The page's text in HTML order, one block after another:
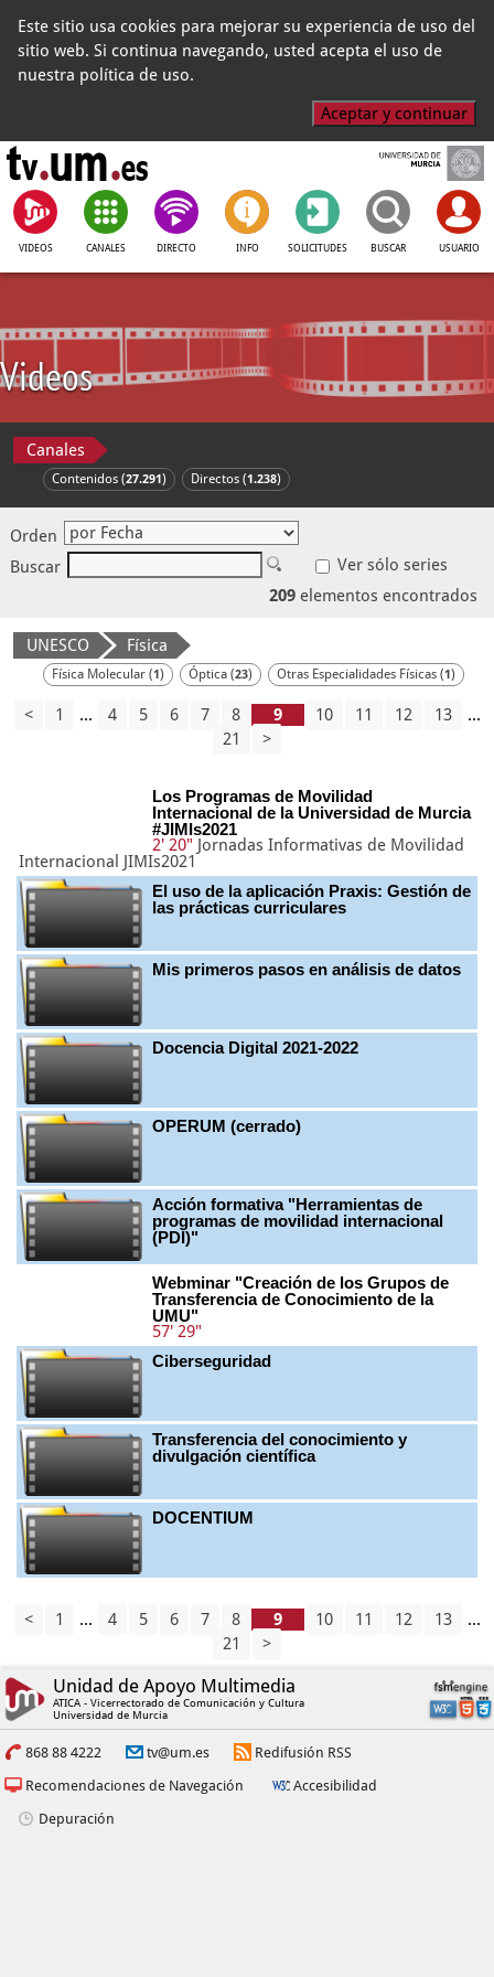
Este sitio usa cookies para mejorar su experiencia de uso del
sitio web. Si continua navegando, usted acepta el uso de
nuestra política de uso.
Aceptar y continuar
VIDEOS CANALES DIRECTO INFO SOLICITUDES BUSCAR USUARIO
Videos
Canales
Contenidos (27.291) Directos (1.238)
Orden
Buscar
Ver sólo series
209 elementos encontrados
UNESCO Física
Física Molecular (1) Óptica (23) Otras Especialidades Físicas (1)
< 1 ... 4 5 6 7 8 10 11 12 13
...
21
>
Los Programas de Movilidad
Internacional de la Universidad de Murcia
#JIMIs2021
2' 20" Jornadas Informativas de Movilidad
Internacional JIMIs2021
El uso de la aplicación Praxis: Gestión de
las prácticas curriculares
Mis primeros pasos en análisis de datos
Docencia Digital 2021-2022
OPERUM (cerrado)
Acción formativa "Herramientas de
programas de movilidad internacional
(PDI)"
Webminar "Creación de los Grupos de
Transferencia de Conocimiento de la
UMU"
57' 29"
Ciberseguridad
Transferencia del conocimiento y
divulgación científica
DOCENTIUM
< 1 ... 4 5 6 7 8 10 11 12 13
...
21
>
Unidad de Apoyo Multimedia
ATICA - Vicerrectorado de Comunicación y Cultura
Universidad de Murcia
868 88 4222 tv@um.es
Redifusión RSS
Recomendaciones de Navegación
Accesibilidad
Depuración